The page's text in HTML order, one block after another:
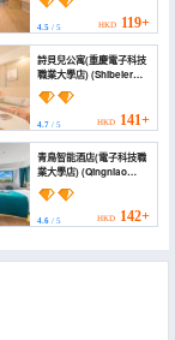
Hotel (University Town
Vocational College of
Electronic
Engineering))
4.5/ 5 HKD 119+
詩貝兒公寓(重慶電子科技
職業大學店) (Shibeier
Apartment (Chongqing
Electronic Science and
Technology Vocational
University))
4.7/ 5 HKD 141+
青鳥智能酒店(電子科技職
業大學店) (Qingniao
lntelligent Hotel)
4.6/ 5 HKD 142+